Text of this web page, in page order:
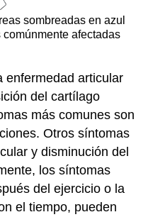
sombreadas en azul
afectadas
enfermedad articular
del cartílago
más comunes son
Otros síntomas
y disminución del
los síntomas
del ejercicio o la
el tiempo, pueden